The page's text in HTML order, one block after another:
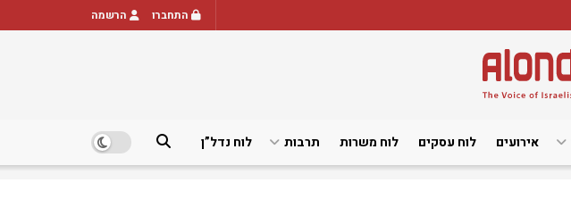
התחברו הרשמה
אירועים לוח עסקים לוח משרות תרבות לוח נדל”ן